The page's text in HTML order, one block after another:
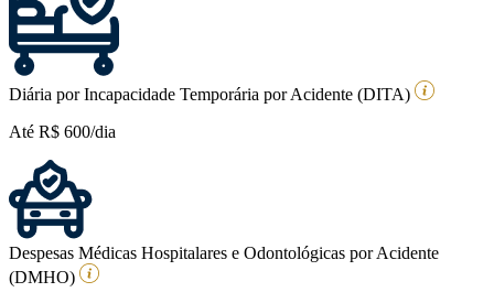
Diária por Incapacidade Temporária por Acidente (DITA)
Até R$ 600/dia
Despesas Médicas Hospitalares e Odontológicas por Acidente
(DMHO)